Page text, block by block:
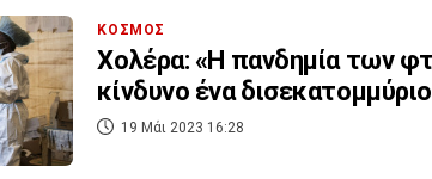
ΚΟΣΜΟΣ
Χολέρα: «Η πανδημία των
κίνδυνο ένα
19 Μάι 2023 16:28